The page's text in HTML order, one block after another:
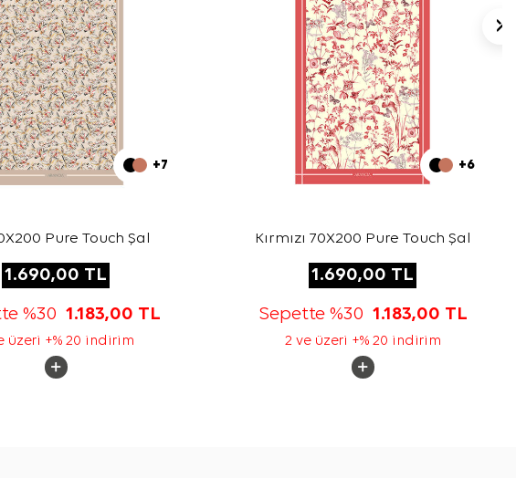
+7
Pure Touch Şal
1.690,00 TL
%30 1.183,00 TL
üzeri +% 20 indirim
+6
Kırmızı 70X200 Pure Touch Şal
1.690,00 TL
Sepette %30 1.183,00 TL
2 ve üzeri +% 20 indirim